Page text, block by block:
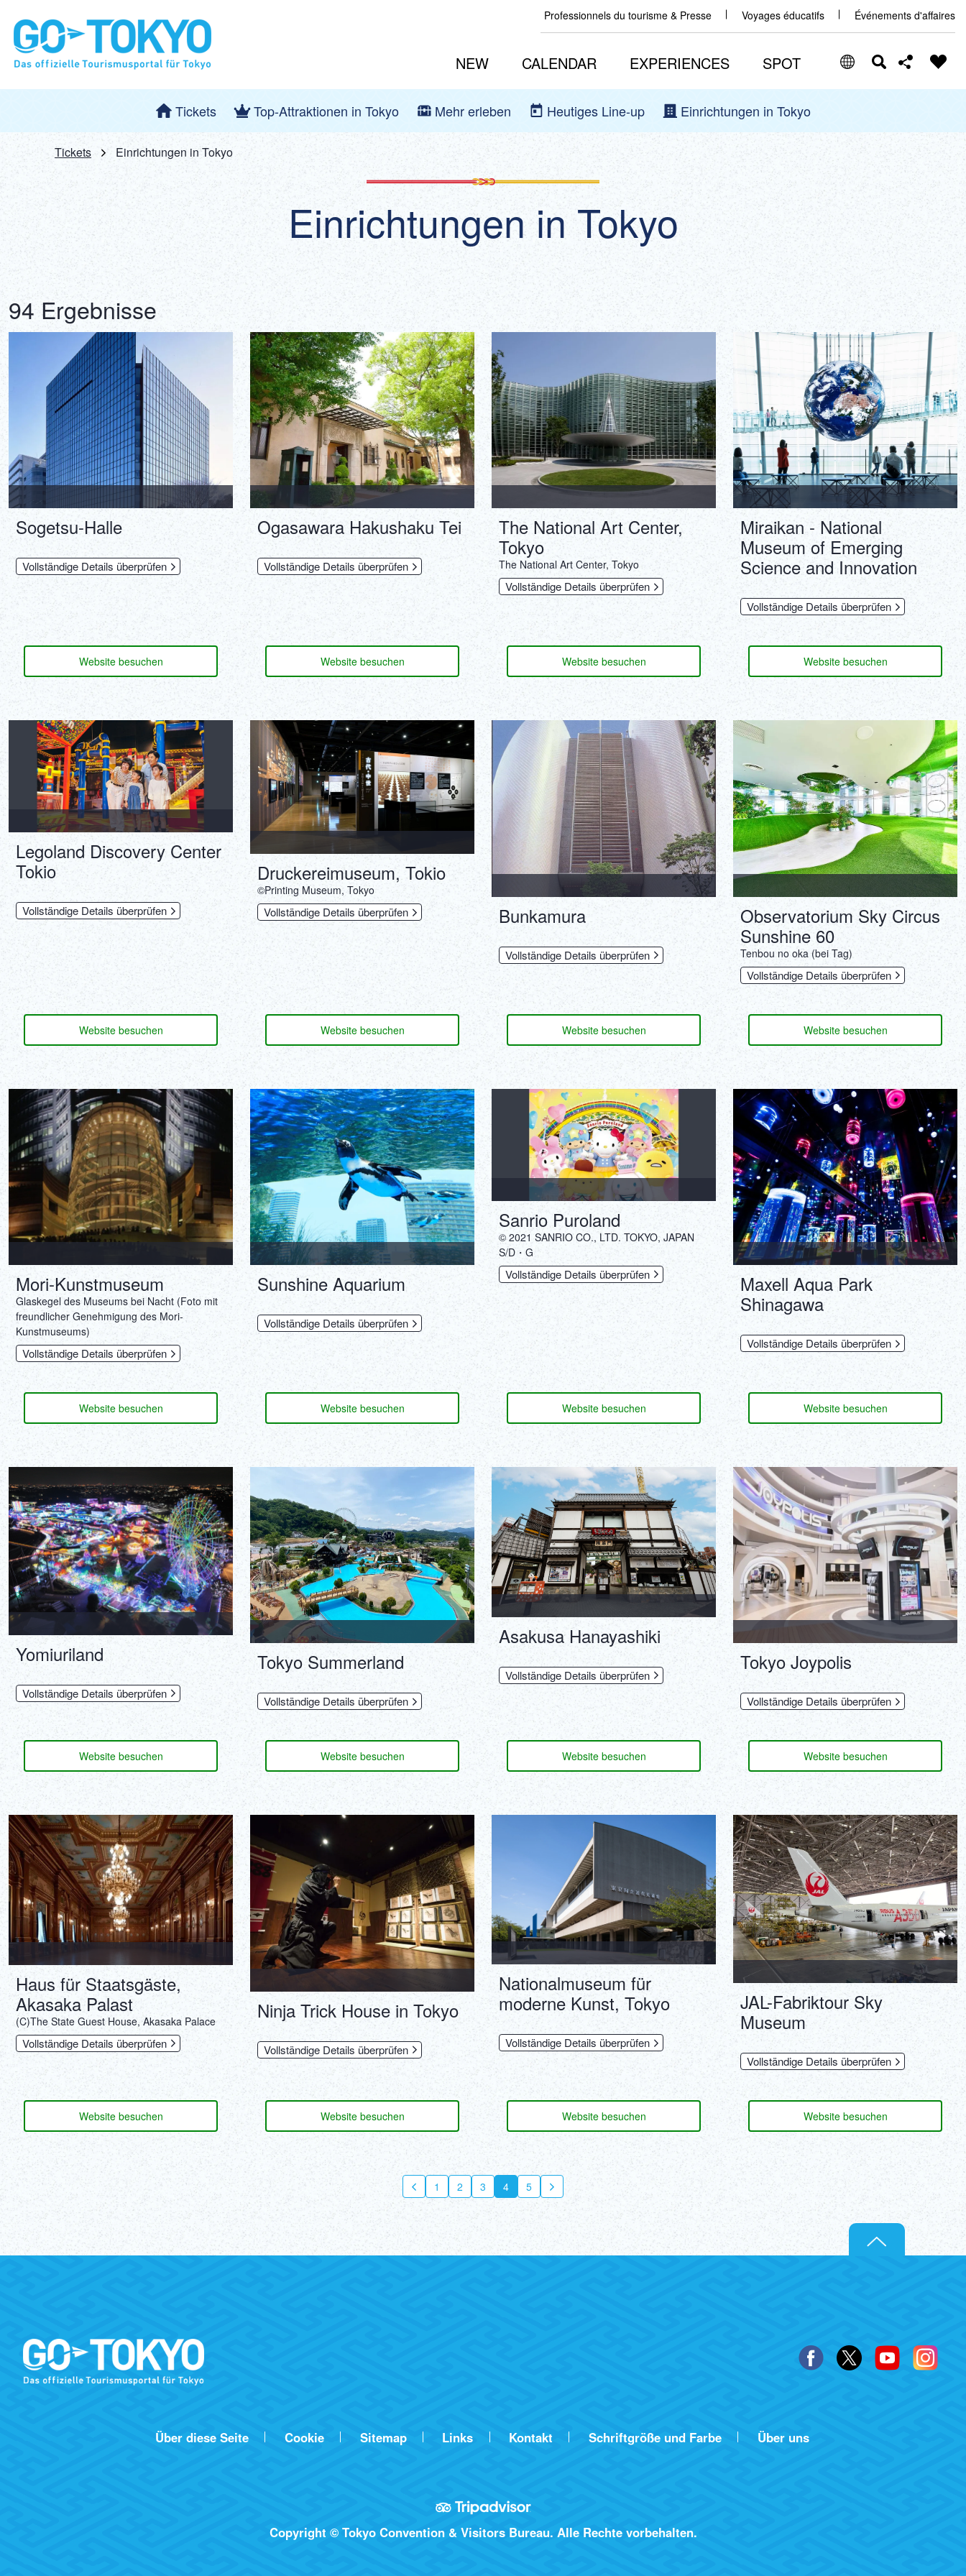
Professionnels du tourisme & Presse Voyages éducatifs Événements d'affaires
NEW CALENDAR EXPERIENCES SPOT
Select Language
ENGLISH
中文(简体)
中文(繁體/正體)
ภาษาไทย
DEUTSCH
ITALIANO
ESPAÑOL
FRANÇAIS
Facebook
X (Twitter)
Copy URL
Tickets Top-Attraktionen in Tokyo Mehr erleben Heutiges Line-up Einrichtungen in Tokyo
Tickets Einrichtungen in Tokyo
Einrichtungen in Tokyo
94 Ergebnisse
Sogetsu-Halle
Vollständige Details überprüfen
Website besuchen
Ogasawara Hakushaku Tei
Vollständige Details überprüfen
Website besuchen
The National Art Center,
Tokyo
The National Art Center, Tokyo
Vollständige Details überprüfen
Website besuchen
Miraikan - National
Museum of Emerging
Science and Innovation
Vollständige Details überprüfen
Website besuchen
Legoland Discovery Center
Tokio
Vollständige Details überprüfen
Website besuchen
Druckereimuseum, Tokio
©Printing Museum, Tokyo
Vollständige Details überprüfen
Website besuchen
Bunkamura
Vollständige Details überprüfen
Website besuchen
Observatorium Sky Circus
Sunshine 60
Tenbou no oka (bei Tag)
Vollständige Details überprüfen
Website besuchen
Mori-Kunstmuseum
Glaskegel des Museums bei Nacht (Foto mit
freundlicher Genehmigung des Mori-
Kunstmuseums)
Vollständige Details überprüfen
Website besuchen
Sunshine Aquarium
Vollständige Details überprüfen
Website besuchen
Sanrio Puroland
© 2021 SANRIO CO., LTD. TOKYO, JAPAN
S/D・G
Vollständige Details überprüfen
Website besuchen
Maxell Aqua Park
Shinagawa
Vollständige Details überprüfen
Website besuchen
Yomiuriland
Vollständige Details überprüfen
Website besuchen
Tokyo Summerland
Vollständige Details überprüfen
Website besuchen
Asakusa Hanayashiki
Vollständige Details überprüfen
Website besuchen
Tokyo Joypolis
Vollständige Details überprüfen
Website besuchen
Haus für Staatsgäste,
Akasaka Palast
(C)The State Guest House, Akasaka Palace
Vollständige Details überprüfen
Website besuchen
Ninja Trick House in Tokyo
Vollständige Details überprüfen
Website besuchen
Nationalmuseum für
moderne Kunst, Tokyo
Vollständige Details überprüfen
Website besuchen
JAL-Fabriktour Sky
Museum
Vollständige Details überprüfen
Website besuchen
1 2 3 4 5
Über diese Seite Cookie Sitemap Links Kontakt Schriftgröße und Farbe Über uns
Copyright © Tokyo Convention & Visitors Bureau. Alle Rechte vorbehalten.